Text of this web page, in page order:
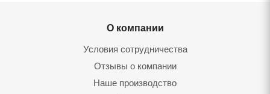
О компании
Условия сотрудничества
Отзывы о компании
Наше производство